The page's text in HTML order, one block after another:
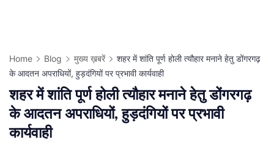
Home Blog मुख्य ख़बरें
शहर में शांति पूर्ण होली त्यौहार मनाने हेतु डोंगरगढ़
के आदतन अपराधियों, हुड़दंगियों पर प्रभावी कार्यवाही
शहर में शांति पूर्ण होली त्यौहार मनाने हेतु डोंगरगढ़
के आदतन अपराधियों, हुड़दंगियों पर प्रभावी
कार्यवाही